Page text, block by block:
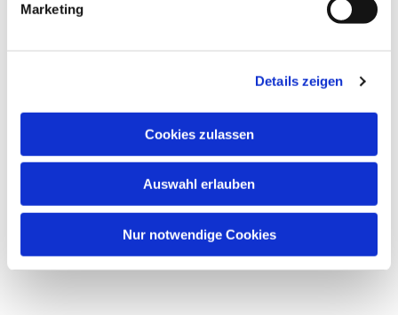
Marketing
Details zeigen
Cookies zulassen
Auswahl erlauben
Nur notwendige Cookies
interessieren